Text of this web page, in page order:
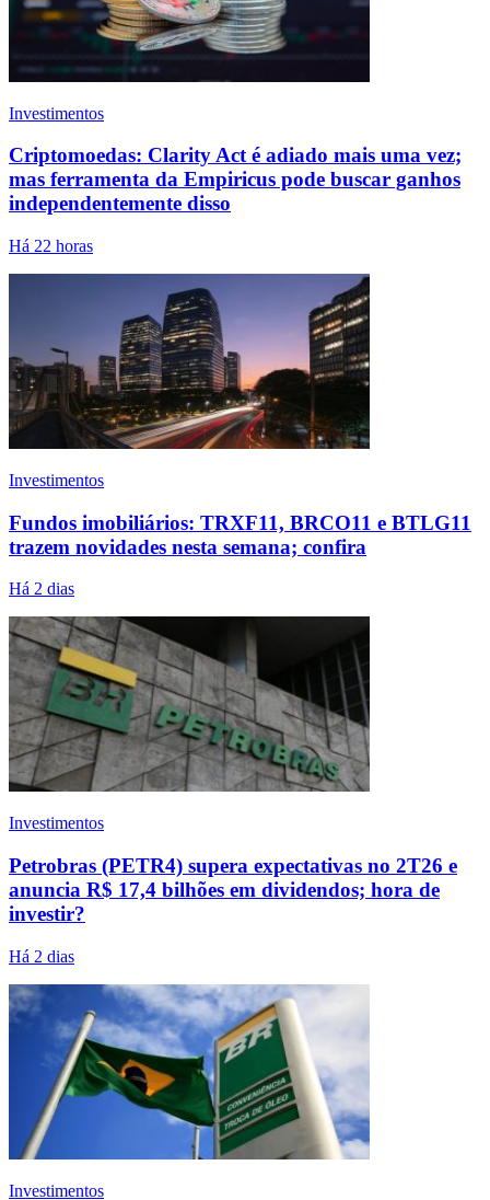
Investimentos
Criptomoedas: Clarity Act é adiado mais uma vez;
mas ferramenta da Empiricus pode buscar ganhos
independentemente disso
Há 22 horas
Investimentos
Fundos imobiliários: TRXF11, BRCO11 e BTLG11
trazem novidades nesta semana; confira
Há 2 dias
Investimentos
Petrobras (PETR4) supera expectativas no 2T26 e
anuncia R$ 17,4 bilhões em dividendos; hora de
investir?
Há 2 dias
Investimentos